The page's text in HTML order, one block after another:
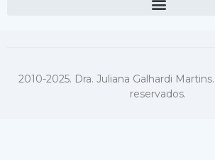
2010-2025. Dra. Juliana Galhardi
reservados.